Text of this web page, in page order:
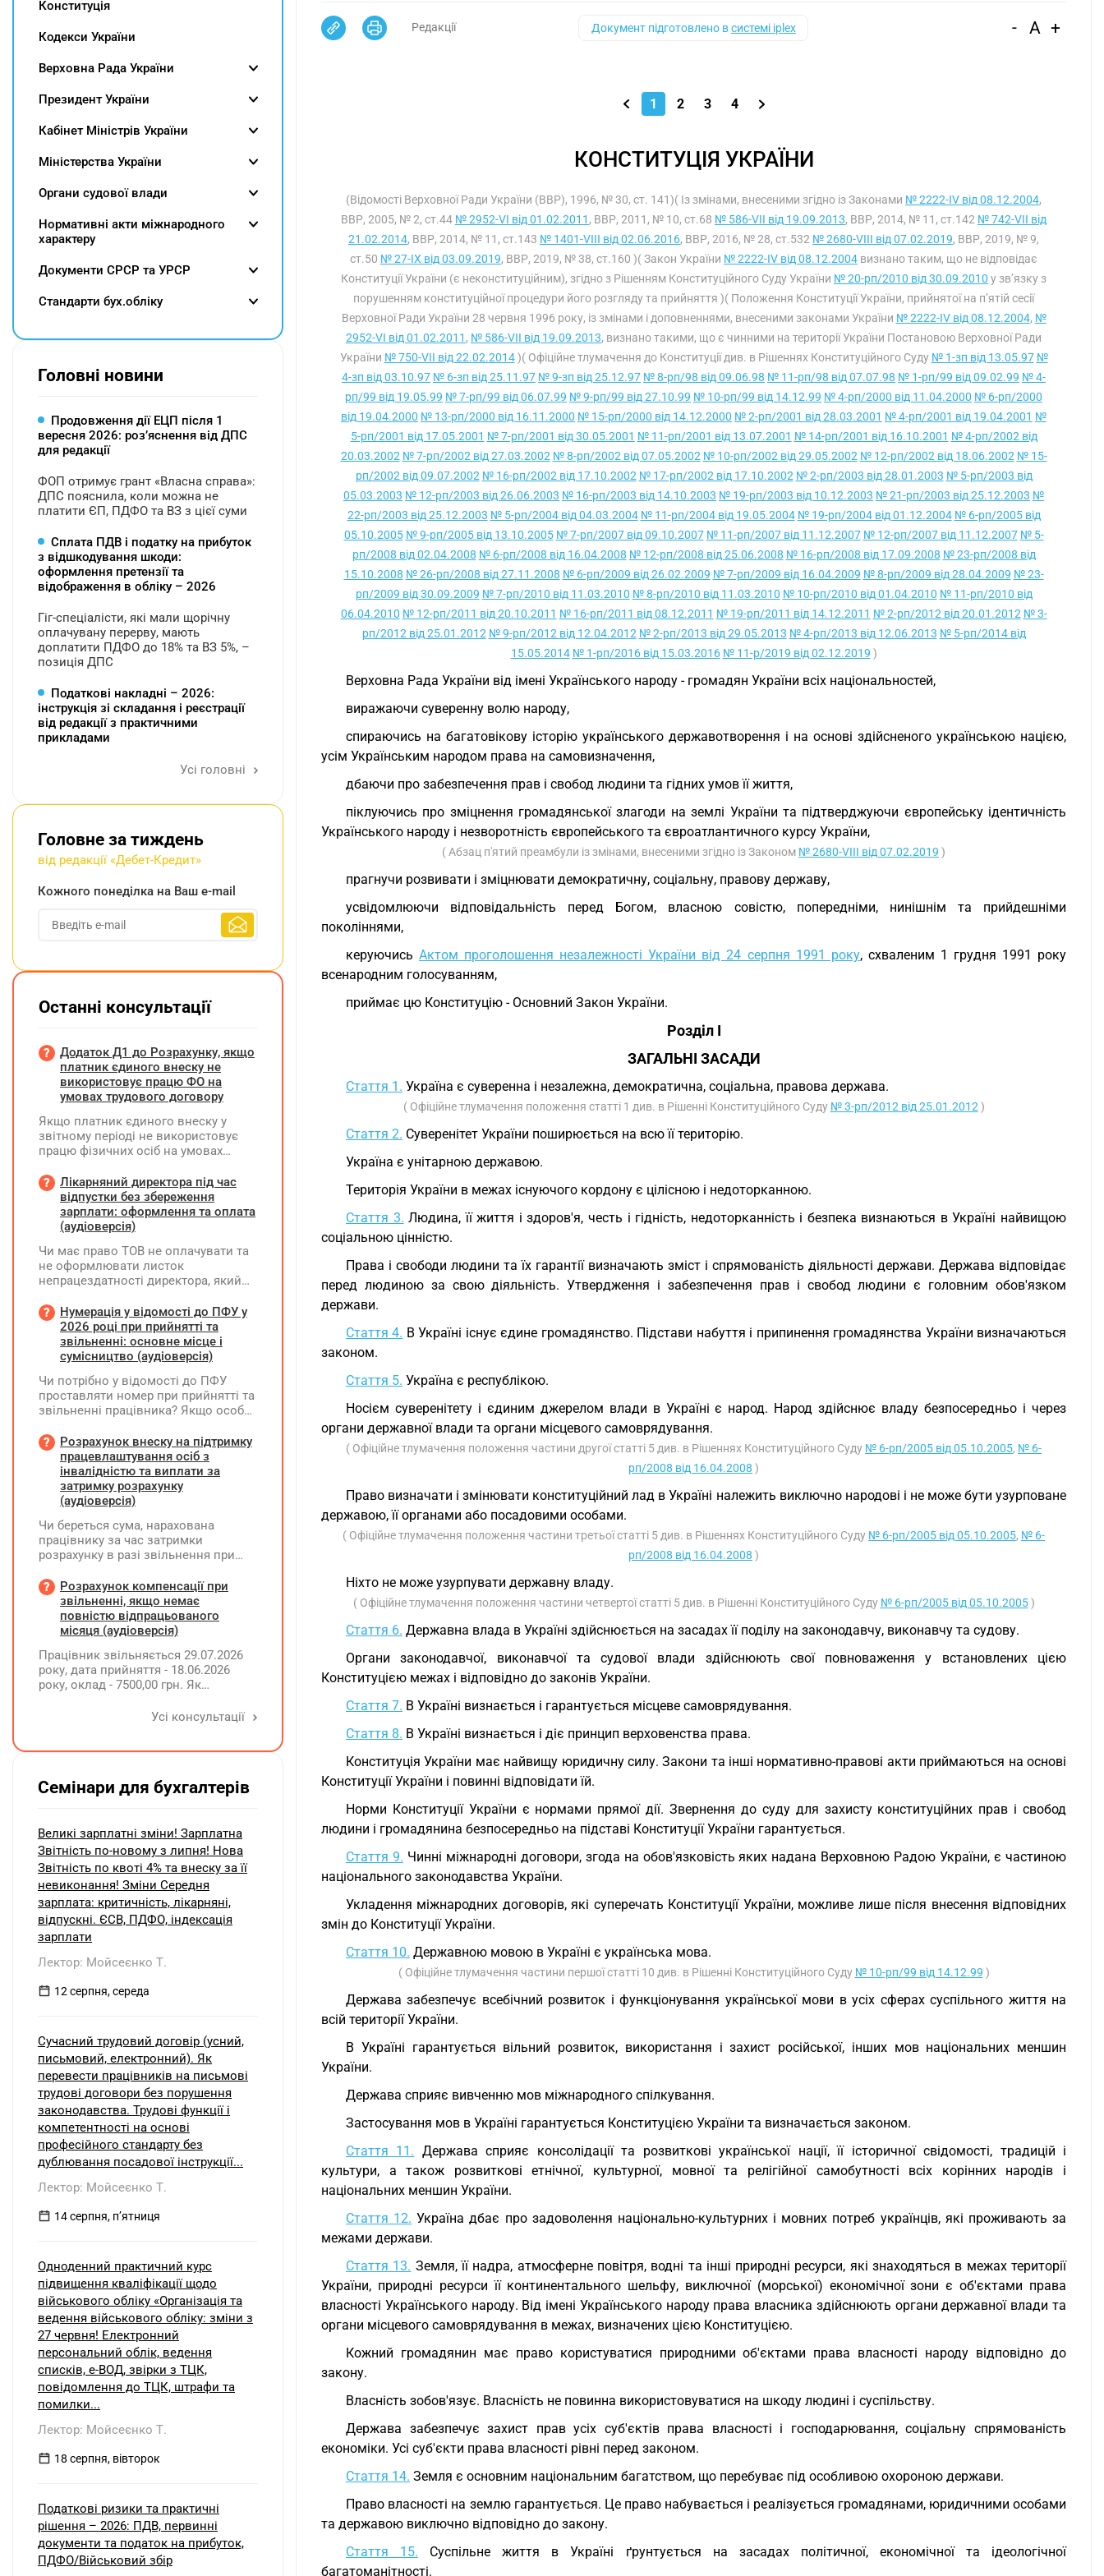
Редакції Документ підготовлено всистемі iplex - A +
1 2 3 4
КОНСТИТУЦІЯ УКРАЇНИ
(Відомості Верховної Ради України (ВВР), 1996, № 30, ст. 141)( Із змінами, внесеними згідно із Законами № 2222-IV від 08.12.2004,
ВВР, 2005, № 2, ст.44 № 2952-VI від 01.02.2011 , ВВР, 2011, № 10, ст.68 № 586-VII від 19.09.2013, ВВР, 2014, № 11, ст.142 № 742-VII від
21.02.2014, ВВР, 2014, № 11, ст.143 № 1401-VIII від 02.06.2016, ВВР, 2016, № 28, ст.532 № 2680-VIII від 07.02.2019, ВВР, 2019, № 9,
ст.50 № 27-IX від 03.09.2019, ВВР, 2019, № 38, ст.160 )( Закон України № 2222-IV від 08.12.2004 визнано таким, що не відповідає
Конституції України (є неконституційним), згідно з Рішенням Конституційного Суду України № 20-рп/2010 від 30.09.2010 у зв’язку з
порушенням конституційної процедури його розгляду та прийняття )( Положення Конституції України, прийнятої на п’ятій сесії
Верховної Ради України 28 червня 1996 року, із змінами і доповненнями, внесеними законами України № 2222-IV від 08.12.2004, №
2952-VI від 01.02.2011 , № 586-VII від 19.09.2013, визнано такими, що є чинними на території України Постановою Верховної Ради
України № 750-VII від 22.02.2014)( Офіційне тлумачення до Конституції див. в Рішеннях Конституційного Суду № 1-зп від 13.05.97 №
4-зп від 03.10.97 № 6-зп від 25.11.97 № 9-зп від 25.12.97 № 8-рп/98 від 09.06.98 № 11-рп/98 від 07.07.98 № 1-рп/99 від 09.02.99 № 4-
рп/99 від 19.05.99 № 7-рп/99 від 06.07.99 № 9-рп/99 від 27.10.99 № 10-рп/99 від 14.12.99 № 4-рп/2000 від 11.04.2000 № 6-рп/2000
від 19.04.2000 № 13-рп/2000 від 16.11.2000 № 15-рп/2000 від 14.12.2000 № 2-рп/2001 від 28.03.2001 № 4-рп/2001 від 19.04.2001 №
5-рп/2001 від 17.05.2001 № 7-рп/2001 від 30.05.2001 № 11-рп/2001 від 13.07.2001 № 14-рп/2001 від 16.10.2001 № 4-рп/2002 від
20.03.2002 № 7-рп/2002 від 27.03.2002 № 8-рп/2002 від 07.05.2002 № 10-рп/2002 від 29.05.2002 № 12-рп/2002 від 18.06.2002 № 15-
рп/2002 від 09.07.2002 № 16-рп/2002 від 17.10.2002 № 17-рп/2002 від 17.10.2002 № 2-рп/2003 від 28.01.2003 № 5-рп/2003 від
05.03.2003 № 12-рп/2003 від 26.06.2003 № 16-рп/2003 від 14.10.2003 № 19-рп/2003 від 10.12.2003 № 21-рп/2003 від 25.12.2003 №
22-рп/2003 від 25.12.2003 № 5-рп/2004 від 04.03.2004 № 11-рп/2004 від 19.05.2004 № 19-рп/2004 від 01.12.2004 № 6-рп/2005 від
05.10.2005 № 9-рп/2005 від 13.10.2005 № 7-рп/2007 від 09.10.2007 № 11-рп/2007 від 11.12.2007 № 12-рп/2007 від 11.12.2007 № 5-
рп/2008 від 02.04.2008 № 6-рп/2008 від 16.04.2008 № 12-рп/2008 від 25.06.2008 № 16-рп/2008 від 17.09.2008 № 23-рп/2008 від
15.10.2008 № 26-рп/2008 від 27.11.2008 № 6-рп/2009 від 26.02.2009 № 7-рп/2009 від 16.04.2009 № 8-рп/2009 від 28.04.2009 № 23-
рп/2009 від 30.09.2009 № 7-рп/2010 від 11.03.2010 № 8-рп/2010 від 11.03.2010 № 10-рп/2010 від 01.04.2010 № 11-рп/2010 від
06.04.2010 № 12-рп/2011 від 20.10.2011 № 16-рп/2011 від 08.12.2011 № 19-рп/2011 від 14.12.2011 № 2-рп/2012 від 20.01.2012 № 3-
рп/2012 від 25.01.2012 № 9-рп/2012 від 12.04.2012 № 2-рп/2013 від 29.05.2013 № 4-рп/2013 від 12.06.2013 № 5-рп/2014 від
15.05.2014 № 1-рп/2016 від 15.03.2016 № 11-р/2019 від 02.12.2019 )
Верховна Рада України від імені Українського народу - громадян України всіх національностей,
виражаючи суверенну волю народу,
спираючись на багатовікову історію українського державотворення і на основі здійсненого українською нацією,
усім Українським народом права на самовизначення,
дбаючи про забезпечення прав і свобод людини та гідних умов її життя,
піклуючись про зміцнення громадянської злагоди на землі України та підтверджуючи європейську ідентичність
Українського народу і незворотність європейського та євроатлантичного курсу України,
( Абзац п'ятий преамбули із змінами, внесеними згідно із Законом № 2680-VIII від 07.02.2019 )
прагнучи розвивати і зміцнювати демократичну, соціальну, правову державу,
усвідомлюючи відповідальність перед Богом, власною совістю, попередніми, нинішнім та прийдешніми
поколіннями,
керуючисьАктом проголошення незалежності України від 24 серпня 1991 року, схваленим 1 грудня 1991 року
всенародним голосуванням,
приймає цю Конституцію - Основний Закон України.
Розділ I
ЗАГАЛЬНІ ЗАСАДИ
Стаття 1. Україна є суверенна і незалежна, демократична, соціальна, правова держава.
( Офіційне тлумачення положення статті 1 див. в Рішенні Конституційного Суду № 3-рп/2012 від 25.01.2012 )
Стаття 2. Суверенітет України поширюється на всю її територію.
Україна є унітарною державою.
Територія України в межах існуючого кордону є цілісною і недоторканною.
Стаття 3. Людина, її життя і здоров'я, честь і гідність, недоторканність і безпека визнаються в Україні найвищою
соціальною цінністю.
Права і свободи людини та їх гарантії визначають зміст і спрямованість діяльності держави. Держава відповідає
перед людиною за свою діяльність. Утвердження і забезпечення прав і свобод людини є головним обов'язком
держави.
Стаття 4. В Україні існує єдине громадянство. Підстави набуття і припинення громадянства України визначаються
законом.
Стаття 5. Україна є республікою.
Носієм суверенітету і єдиним джерелом влади в Україні є народ. Народ здійснює владу безпосередньо і через
органи державної влади та органи місцевого самоврядування.
( Офіційне тлумачення положення частини другої статті 5 див. в Рішеннях Конституційного Суду № 6-рп/2005 від 05.10.2005, № 6-
рп/2008 від 16.04.2008 )
Право визначати і змінювати конституційний лад в Україні належить виключно народові і не може бути узурповане
державою, її органами або посадовими особами.
( Офіційне тлумачення положення частини третьої статті 5 див. в Рішеннях Конституційного Суду № 6-рп/2005 від 05.10.2005, № 6-
рп/2008 від 16.04.2008 )
Ніхто не може узурпувати державну владу.
( Офіційне тлумачення положення частини четвертої статті 5 див. в Рішенні Конституційного Суду № 6-рп/2005 від 05.10.2005)
Стаття 6. Державна влада в Україні здійснюється на засадах її поділу на законодавчу, виконавчу та судову.
Органи законодавчої, виконавчої та судової влади здійснюють свої повноваження у встановлених цією
Конституцією межах і відповідно до законів України.
Стаття 7. В Україні визнається і гарантується місцеве самоврядування.
Стаття 8. В Україні визнається і діє принцип верховенства права.
Конституція України має найвищу юридичну силу. Закони та інші нормативно-правові акти приймаються на основі
Конституції України і повинні відповідати їй.
Норми Конституції України є нормами прямої дії. Звернення до суду для захисту конституційних прав і свобод
людини і громадянина безпосередньо на підставі Конституції України гарантується.
Стаття 9. Чинні міжнародні договори, згода на обов'язковість яких надана Верховною Радою України, є частиною
національного законодавства України.
Укладення міжнародних договорів, які суперечать Конституції України, можливе лише після внесення відповідних
змін до Конституції України.
Стаття 10. Державною мовою в Україні є українська мова.
( Офіційне тлумачення частини першої статті 10 див. в Рішенні Конституційного Суду № 10-рп/99 від 14.12.99 )
Держава забезпечує всебічний розвиток і функціонування української мови в усіх сферах суспільного життя на
всій території України.
В Україні гарантується вільний розвиток, використання і захист російської, інших мов національних меншин
України.
Держава сприяє вивченню мов міжнародного спілкування.
Застосування мов в Україні гарантується Конституцією України та визначається законом.
Стаття 11. Держава сприяє консолідації та розвиткові української нації, її історичної свідомості, традицій і
культури, а також розвиткові етнічної, культурної, мовної та релігійної самобутності всіх корінних народів і
національних меншин України.
Стаття 12. Україна дбає про задоволення національно-культурних і мовних потреб українців, які проживають за
межами держави.
Стаття 13. Земля, її надра, атмосферне повітря, водні та інші природні ресурси, які знаходяться в межах території
України, природні ресурси її континентального шельфу, виключної (морської) економічної зони є об'єктами права
власності Українського народу. Від імені Українського народу права власника здійснюють органи державної влади та
органи місцевого самоврядування в межах, визначених цією Конституцією.
Кожний громадянин має право користуватися природними об'єктами права власності народу відповідно до
закону.
Власність зобов'язує. Власність не повинна використовуватися на шкоду людині і суспільству.
Держава забезпечує захист прав усіх суб'єктів права власності і господарювання, соціальну спрямованість
економіки. Усі суб'єкти права власності рівні перед законом.
Стаття 14. Земля є основним національним багатством, що перебуває під особливою охороною держави.
Право власності на землю гарантується. Це право набувається і реалізується громадянами, юридичними особами
та державою виключно відповідно до закону.
Стаття 15. Суспільне життя в Україні ґрунтується на засадах політичної, економічної та ідеологічної
багатоманітності.
Конституція
Кодекси України
Верховна Рада України
Президент України
Кабінет Міністрів України
Міністерства України
Органи судової влади
Нормативні акти міжнародного
характеру
Документи СРСР та УРСР
Cтандарти бух.обліку
Головні новини
Продовження дії ЕЦП після 1
вересня 2026: розʼяснення від ДПС
для редакції
ФОП отримує грант «Власна справа»:
ДПС пояснила, коли можна не
платити ЄП, ПДФО та ВЗ з цієї суми
Сплата ПДВ і податку на прибуток
з відшкодування шкоди:
оформлення претензії та
відображення в обліку – 2026
Гіг-спеціалісти, які мали щорічну
оплачувану перерву, мають
доплатити ПДФО до 18% та ВЗ 5%, –
позиція ДПС
Податкові накладні – 2026:
інструкція зі складання і реєстрації
від редакції з практичними
прикладами
Усі головні
Головне за тиждень
від редакції «Дебет-Кредит»
Кожного понеділка на Ваш e-mail
Останні консультації
Додаток Д1 до Розрахунку, якщо
платник єдиного внеску не
використовує працю ФО на
умовах трудового договору
Якщо платник єдиного внеску у
звітному періоді не використовує
працю фізичних осіб на умовах
на інших умовах, передбачених
законодавством, Додаток Д1/
Додаток ФІЗ-Д1 за відповідний
період не подається
Лікарняний директора під час
відпустки без збереження
зарплати: оформлення та оплата
(аудіоверсія)
Чи має право ТОВ не оплачувати та
не оформлювати листок
непрацездатності директора, який
збереження заробітної плати під час
призупинення діяльності
підприємства?
Нумерація у відомості до ПФУ у
2026 році при прийнятті та
звільненні: основне місце і
сумісництво (аудіоверсія)
Чи потрібно у відомості до ПФУ
проставляти номер при прийнятті та
звільненні працівника? Якщо особа
місцем роботи та за сумісництвом,
чи рахується це як два роботодавці?
Розрахунок внеску на підтримку
працевлаштування осіб з
інвалідністю та виплати за
затримку розрахунку
(аудіоверсія)
Чи береться сума, нарахована
працівнику за час затримки
розрахунку в разі звільнення при
заробітної плати (винагороди), для
розрахунку внеску на підтримку
працевлаштування осіб з
інвалідністю?
Розрахунок компенсації при
звільненні, якщо немає
повністю відпрацьованого
місяця (аудіоверсія)
Працівник звільняється 29.07.2026
року, дата прийняття - 18.06.2026
року, оклад - 7500,00 грн. Як
невикористаних днів відпустки при
Усі консультації
Семінари для бухгалтерів
Великі зарплатні зміни! Зарплатна
Звітність по-новому з липня! Нова
Звітність по квоті 4% та внеску за її
невиконання! Зміни Середня
зарплата: критичність, лікарняні,
відпускні. ЄСВ, ПДФО, індексація
зарплати
Лектор: Мойсеєнко Т.
12 серпня, середа
Сучасний трудовий договір (усний,
письмовий, електронний). Як
перевести працівників на письмові
трудові договори без порушення
законодавства. Трудові функції і
компетентності на основі
професійного стандарту без
дублювання посадової інструкції...
Лектор: Мойсеєнко Т.
14 серпня, пʼятниця
Одноденний практичний курс
підвищення кваліфікації щодо
військового обліку «Організація та
ведення військового обліку: зміни з
27 червня! Електронний
персональний облік, ведення
списків, е-ВОД, звірки з ТЦК,
повідомлення до ТЦК, штрафи та
помилки...
Лектор: Мойсеєнко Т.
18 серпня, вівторок
Податкові ризики та практичні
рішення – 2026: ПДВ, первинні
документи та податок на прибуток,
ПДФО/Військовий збір